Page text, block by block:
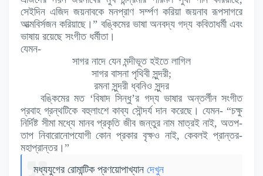
সেইদিন এজিদ জয়নাবকে মনপ্রাণ সর্ম্পণ করিয়া জয়নাব রূপসাগরে
আত্মবির্সজন করিয়াছে।” বঙ্কিমের ভাষা অনবদ্য গদ্য কবিতাধর্মী এবং
ভাষায় রয়েছে সংগীত ধর্মীতা।
যেমন-
সাগর নাদে যেন মন্দীভূত হইতে লাগিল
সাগর বাসনা পৃথিবী সুন্দরী;
রমনা সুন্দরী ধ্বনিও সুন্দর
বঙ্কিমের মত ‘বিষাদ সিন্ধু’র গদ্য ভাষার অন্তর্লীন সংগীত
প্রবাহ গ্রন্থটিকে বহুলাংশে কাব্য সৌন্দর্য দান করেছে। যেমন- “চক্ষু
নির্দিষ্ট সীমা মধ্যে মানব প্রকৃতি জীব জন্তুর নাম মাত্রই নাই, অতপ-
তাপ নিবারোনোপযোগী কোন প্রকার বৃক্ষও নাই, কেবলই প্রান্তর-
মহাপ্রান্তর।”
মধ্যযুগের রোমান্টিক প্রণয়োপাখ্যান দেখুন